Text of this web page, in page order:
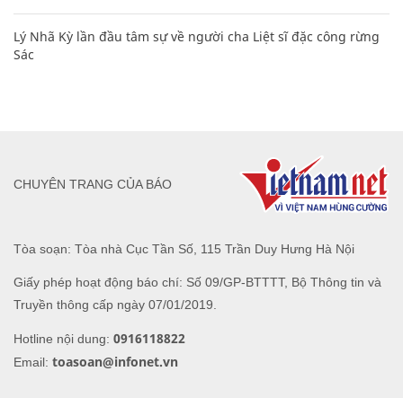
Lý Nhã Kỳ lần đầu tâm sự về người cha Liệt sĩ đặc công rừng
Sác
Tòa soạn: Tòa nhà Cục Tần Số, 115 Trần Duy Hưng Hà Nội
Giấy phép hoạt động báo chí: Số 09/GP-BTTTT, Bộ Thông tin và
Truyền thông cấp ngày 07/01/2019.
Hotline nội dung: 0916118822
Email: toasoan@infonet.vn
CHUYÊN TRANG CỦA BÁO